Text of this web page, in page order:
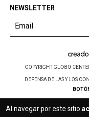
Al navegar por este sitio
NEWSLETTER
COPYRIGHT GLOBO
DEFENSA DE LAS Y LOS